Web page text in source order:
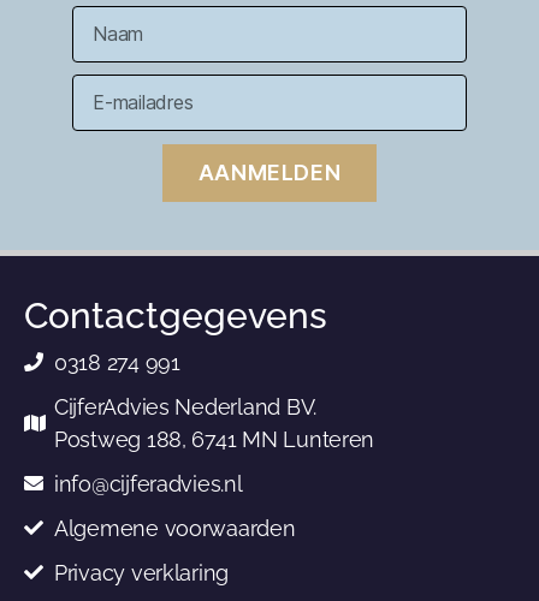
AANMELDEN
Contactgegevens
0318 274 991
CijferAdvies Nederland BV.
Postweg 188, 6741 MN Lunteren
info@cijferadvies.nl
Algemene voorwaarden
Privacy verklaring